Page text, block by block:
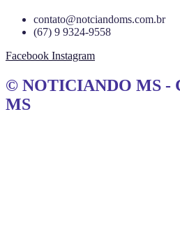
contato@notciandoms.com.br
(67) 9 9324-9558
Facebook Instagram
© NOTICIANDO MS -
MS